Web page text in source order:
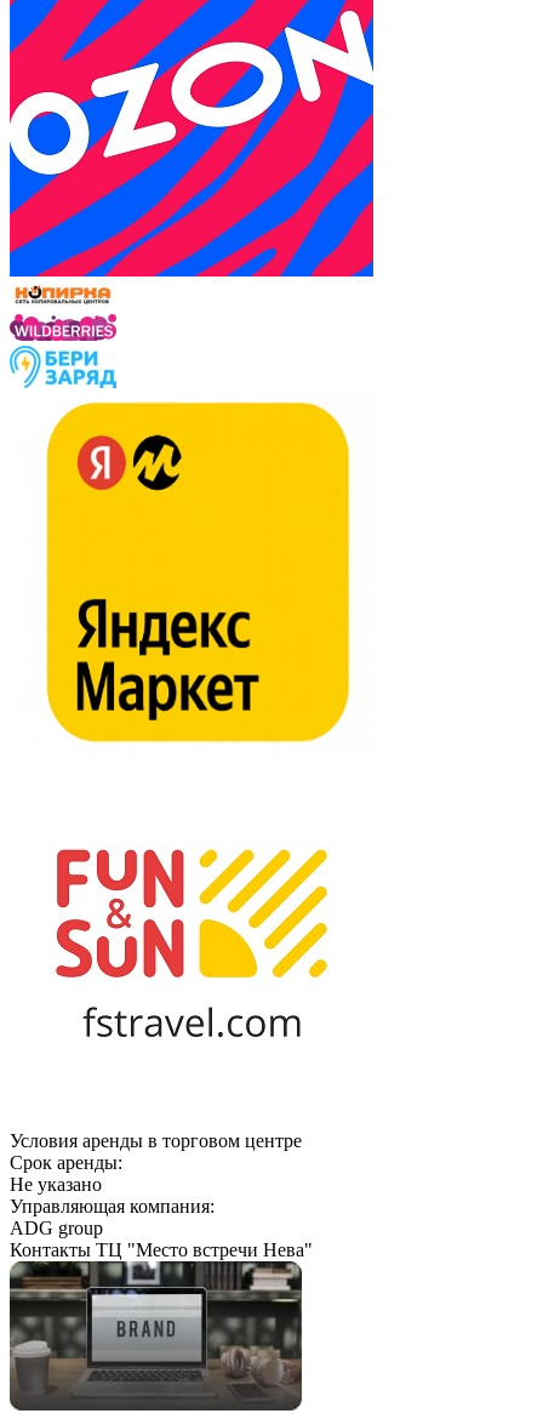
Условия аренды в торговом центре
Срок аренды:
Не указано
Управляющая компания:
ADG group
Контакты ТЦ "Место встречи Нева"